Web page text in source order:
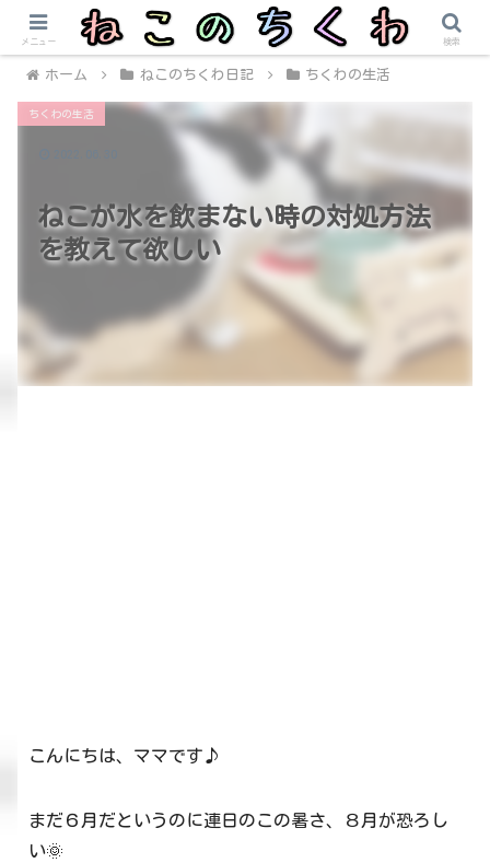
ホーム ねこのちくわ日記 ちくわの生活
ねこが水を飲まない時の対処方法
を教えて欲しい
ちくわの生活
こんにちは、ママです♪
まだ６月だというのに連日のこの暑さ、８月が恐ろし
い🌞
メニュー 検索